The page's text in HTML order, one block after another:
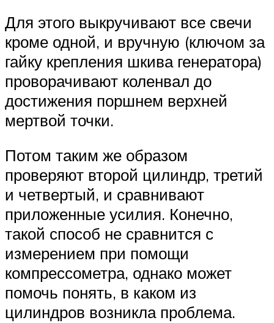
Для этого выкручивают все свечи
кроме одной, и вручную (ключом за
гайку крепления шкива генератора)
проворачивают коленвал до
достижения поршнем верхней
мертвой точки.
Потом таким же образом
проверяют второй цилиндр, третий
и четвертый, и сравнивают
приложенные усилия. Конечно,
такой способ не сравнится с
измерением при помощи
компрессометра, однако может
помочь понять, в каком из
цилиндров возникла проблема.